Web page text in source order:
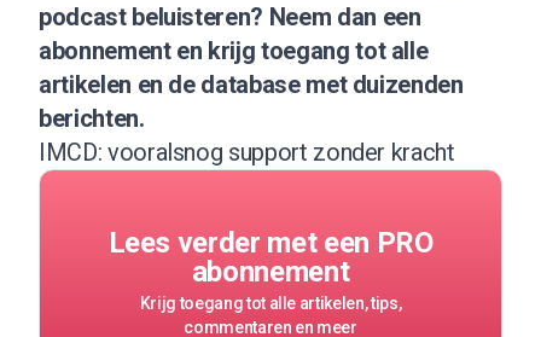
podcast beluisteren? Neem dan een
abonnementen krijg toegang tot alle
artikelen en de database met duizenden
berichten.
IMCD: vooralsnog support zonder kracht
Lees verder met een PRO
abonnement
Krijg toegang tot alle artikelen, tips,
commentaren en meer